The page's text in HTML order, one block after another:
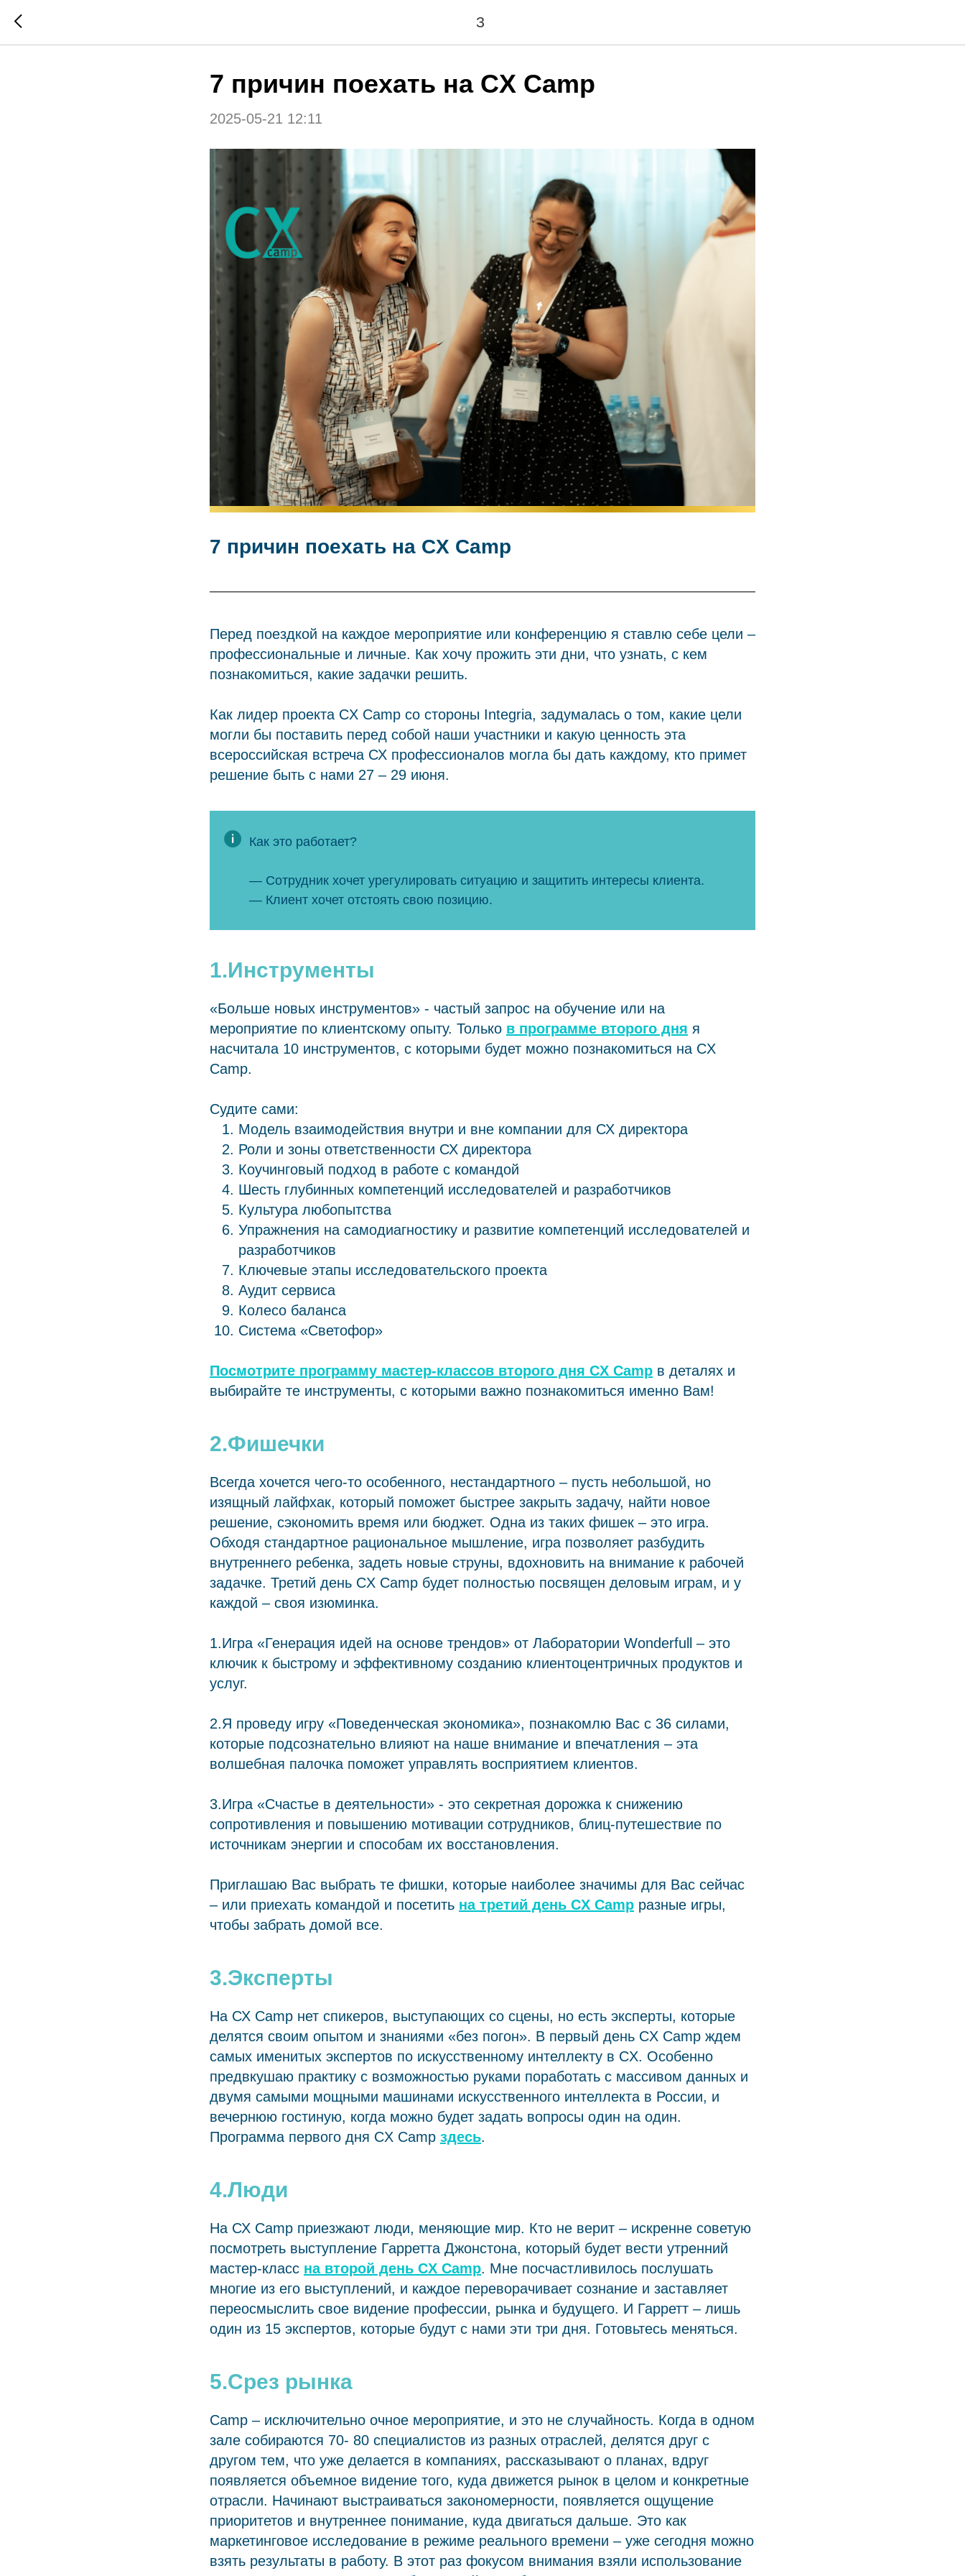
З
7 причин поехать на CX Camp
2025-05-21 12:11
7 причин поехать на CX Camp
Перед поездкой на каждое мероприятие или конференцию я ставлю себе цели –
профессиональные и личные. Как хочу прожить эти дни, что узнать, с кем
познакомиться, какие задачки решить.
Как лидер проекта CX Camp со стороны Integria, задумалась о том, какие цели
могли бы поставить перед собой наши участники и какую ценность эта
всероссийская встреча СХ профессионалов могла бы дать каждому, кто примет
решение быть с нами 27 – 29 июня.
Как это работает?
— Сотрудник хочет урегулировать ситуацию и защитить интересы клиента.
— Клиент хочет отстоять свою позицию.
1.Инструменты
«Больше новых инструментов» - частый запрос на обучение или на
мероприятие по клиентскому опыту. Только в программе второго дня я
насчитала 10 инструментов, с которыми будет можно познакомиться на CX
Camp.
Судите сами:
Модель взаимодействия внутри и вне компании для СХ директора
Роли и зоны ответственности СХ директора
Коучинговый подход в работе с командой
Шесть глубинных компетенций исследователей и разработчиков
Культура любопытства
Упражнения на самодиагностику и развитие компетенций исследователей и
разработчиков
Ключевые этапы исследовательского проекта
Аудит сервиса
Колесо баланса
Система «Светофор»
Посмотрите программу мастер-классов второго дня CX Camp в деталях и
выбирайте те инструменты, с которыми важно познакомиться именно Вам!
2.Фишечки
Всегда хочется чего-то особенного, нестандартного – пусть небольшой, но
изящный лайфхак, который поможет быстрее закрыть задачу, найти новое
решение, сэкономить время или бюджет. Одна из таких фишек – это игра.
Обходя стандартное рациональное мышление, игра позволяет разбудить
внутреннего ребенка, задеть новые струны, вдохновить на внимание к рабочей
задачке. Третий день CX Camp будет полностью посвящен деловым играм, и у
каждой – своя изюминка.
1.Игра «Генерация идей на основе трендов» от Лаборатории Wonderfull – это
ключик к быстрому и эффективному созданию клиентоцентричных продуктов и
услуг.
2.Я проведу игру «Поведенческая экономика», познакомлю Вас с 36 силами,
которые подсознательно влияют на наше внимание и впечатления – эта
волшебная палочка поможет управлять восприятием клиентов.
3.Игра «Счастье в деятельности» - это секретная дорожка к снижению
сопротивления и повышению мотивации сотрудников, блиц-путешествие по
источникам энергии и способам их восстановления.
Приглашаю Вас выбрать те фишки, которые наиболее значимы для Вас сейчас
– или приехать командой и посетить на третий день CX Camp разные игры,
чтобы забрать домой все.
3.Эксперты
На СХ Camp нет спикеров, выступающих со сцены, но есть эксперты, которые
делятся своим опытом и знаниями «без погон». В первый день CX Camp ждем
самых именитых экспертов по искусственному интеллекту в CX. Особенно
предвкушаю практику с возможностью руками поработать с массивом данных и
двумя самыми мощными машинами искусственного интеллекта в России, и
вечернюю гостиную, когда можно будет задать вопросы один на один.
Программа первого дня CX Camp здесь.
4.Люди
На СХ Сamp приезжают люди, меняющие мир. Кто не верит – искренне советую
посмотреть выступление Гарретта Джонстона, который будет вести утренний
мастер-класс на второй день СX Camp. Мне посчастливилось послушать
многие из его выступлений, и каждое переворачивает сознание и заставляет
переосмыслить свое видение профессии, рынка и будущего. И Гарретт – лишь
один из 15 экспертов, которые будут с нами эти три дня. Готовьтесь меняться.
5.Срез рынка
Camp – исключительно очное мероприятие, и это не случайность. Когда в одном
зале собираются 70- 80 специалистов из разных отраслей, делятся друг с
другом тем, что уже делается в компаниях, рассказывают о планах, вдруг
появляется объемное видение того, куда движется рынок в целом и конкретные
отрасли. Начинают выстраиваться закономерности, появляется ощущение
приоритетов и внутреннее понимание, куда двигаться дальше. Это как
маркетинговое исследование в режиме реального времени – уже сегодня можно
взять результаты в работу. В этот раз фокусом внимания взяли использование